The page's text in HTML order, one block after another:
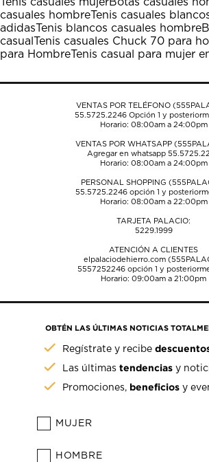
Esta
acción
abrirá
el
formulario
envío.
Esta
acción
abrirá
el
formulario
envío.
Esta
acción
abrirá
el
formulario
envío.
Esta
acción
abrirá
el
formulario
envío.
Esta
acción
abrirá
el
formulario
envío.
casuales hombreTenis casuales
adidasTenis blancos casuales hombre
casual Tenis casuales Chuck 70 para
para HombreTenis casual para mujer
VENTAS POR TELÉFONO
55.5725.2246Opción 1 y
Horario: 08:00am a 24:00pm
VENTAS POR WHATSAPP
Agregar en whatsapp
Horario: 08:00am a 24:00pm
PERSONAL SHOPPING
55.5725.2246opción 1 y
Horario: 08:00am a 22:00pm
TARJETA PALACIO:
5229.1999
ATENCIÓN A CLIENTES
elpalaciodehierro.com
5557252246opción 1 y
Horario: 09:00am a 21:00pm
OBTÉN LAS ÚLTIMAS NOTICIAS
Regístrate y recibe
Las últimastendencias y
Promociones, beneficios y
MUJER
HOMBRE